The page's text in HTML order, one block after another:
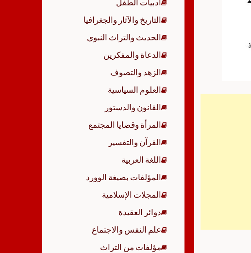
أدبيات الطفل
التاريخ والآثار والجغرافيا
الحديث والتراث النبوي
الدعاة والمفكرين
الزهد والتصوف
العلوم السياسية
القانون والدستور
المرأة وقضايا المجتمع
القرآن والتفسير
اللغة العربية
المؤلفات بصيغة الوورد
المجلات الإسلامية
دوائر العقيدة
علم النفس والاجتماع
مؤلفات من التراث